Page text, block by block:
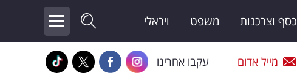
כסף וצרכנות משפט ויראלי
מייל אדום עקבו אחרינו